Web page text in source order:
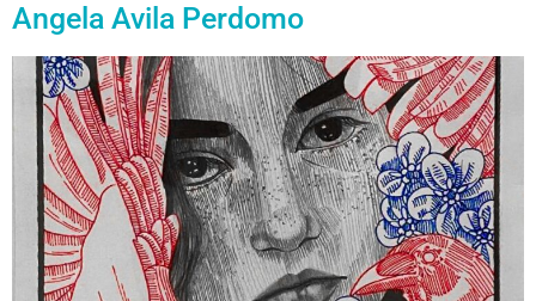
Angela Avila Perdomo